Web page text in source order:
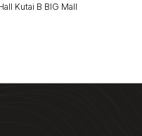
Kutai B BIG Mall